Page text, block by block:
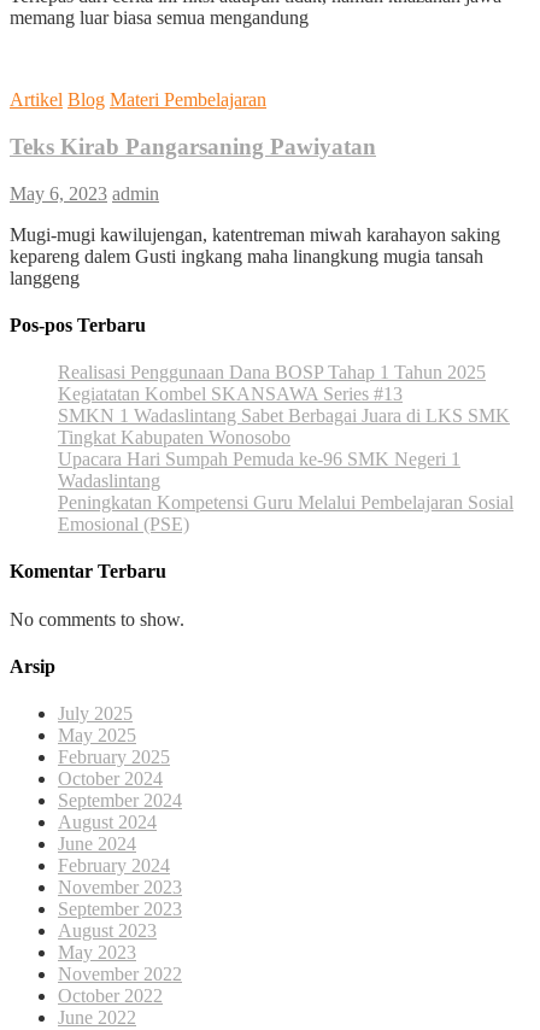
memang luar biasa semua mengandung
Artikel Blog Materi Pembelajaran
Teks Kirab Pangarsaning Pawiyatan
May 6, 2023 admin
Mugi-mugi kawilujengan, katentreman miwah karahayon saking
kepareng dalem Gusti ingkang maha linangkung mugia tansah
langgeng
Pos-pos Terbaru
Realisasi Penggunaan Dana BOSP Tahap 1 Tahun 2025
Kegiatatan Kombel SKANSAWA Series #13
SMKN 1 Wadaslintang Sabet Berbagai Juara di LKS SMK
Tingkat Kabupaten Wonosobo
Upacara Hari Sumpah Pemuda ke-96 SMK Negeri 1
Wadaslintang
Peningkatan Kompetensi Guru Melalui Pembelajaran Sosial
Emosional (PSE)
Komentar Terbaru
No comments to show.
Arsip
July 2025
May 2025
February 2025
October 2024
September 2024
August 2024
June 2024
February 2024
November 2023
September 2023
August 2023
May 2023
November 2022
October 2022
June 2022